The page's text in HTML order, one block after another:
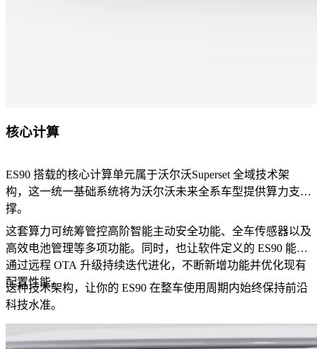
核心计算
ES90 搭载的核心计算单元属于沃尔沃Superset 全域技术架
构，这一统一基础系统将为沃尔沃未来全系车型提供算力支
撑。
这套算力可统筹管控高阶智能主动安全功能、全车传感器以及
高效电池管理等多项功能。同时，也让软件定义的 ES90 能够
通过远程 OTA 升级持续迭代进化，不断新增功能并优化现有
配置性能。
这种技术架构，让你的 ES90 在整车使用周期内始终保持前沿
科技水准。